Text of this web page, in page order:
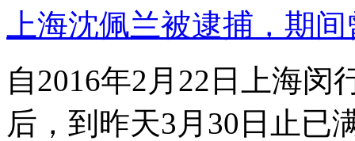
上海沈佩兰被逮捕，期
自2016年2月22日上海
后，到昨天3月30日止已